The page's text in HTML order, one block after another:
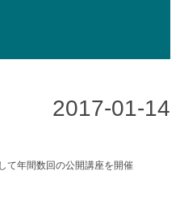
2017-01-14
て年間数回の公開講座を開催